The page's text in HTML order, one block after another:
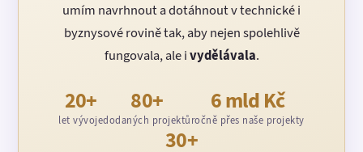
umím navrhnout a dotáhnout v technické i
byznysové rovině tak, aby nejen spolehlivě
fungovala, ale ivydělávala.
20+
let vývoje
80+
dodaných projektů
6 mld Kč
ročně přes naše projekty
30+